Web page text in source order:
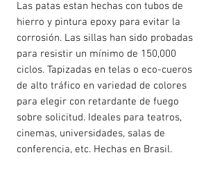
Las patas estan hechas con tubos de
hierro y pintura epoxy para evitar la
corrosión. Las sillas han sido probadas
para resistir un mínimo de 150,000
ciclos. Tapizadas en telas o eco-cueros
de alto tráfico en variedad de colores
para elegir con retardante de fuego
sobre solicitud. Ideales para teatros,
cinemas, universidades, salas de
conferencia, etc. Hechas en Brasil.